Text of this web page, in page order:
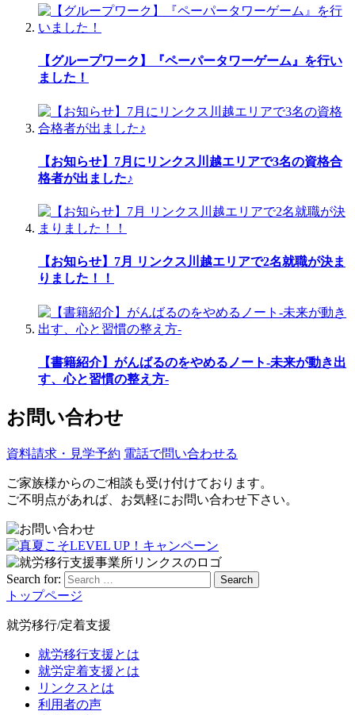
【グループワーク】『ペーパータワーゲーム』を行い
ました！
【お知らせ】7月にリンクス川越エリアで3名の資格合
格者が出ました♪
【お知らせ】7月 リンクス川越エリアで2名就職が決ま
りました！！
【書籍紹介】がんばるのをやめるノート-未来が動き出
す、心と習慣の整え方-
お問い合わせ
資料請求・見学予約 電話で問い合わせる
ご家族様からのご相談も受け付けております。
ご不明点があれば、お気軽にお問い合わせ下さい。
Search for: Search
トップページ
就労移行/定着支援
就労移行支援とは
就労定着支援とは
リンクスとは
利用者の声